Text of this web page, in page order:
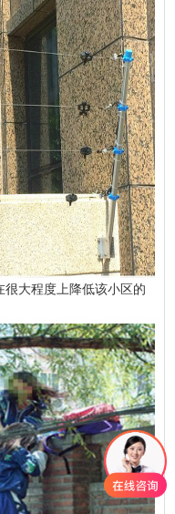
大程度上降低该小区的